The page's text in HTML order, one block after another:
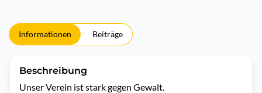
Informationen Beiträge
Beschreibung
Unser Verein ist stark gegen Gewalt.